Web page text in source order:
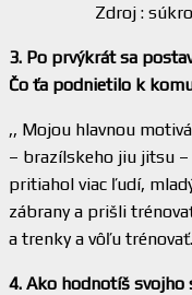
Zdroj :
3. Po prvýkrát sa
Čo ťa podnietilo k
,, Mojou hlavnou
– brazílskeho jiu jitsu
pritiahol viac ľudí,
zábrany a prišli
a trenky a vôľu
4. Ako hodnotíš svojho